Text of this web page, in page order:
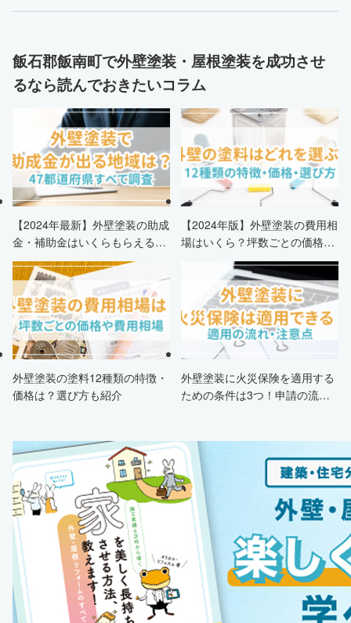
飯石郡飯南町で外壁塗装・屋根塗装を成功させ
るなら読んでおきたいコラム
【2024年最新】外壁塗装の助成
金・補助金はいくらもらえる？
申請条件・市区町村情報・安く
する方法も紹介！
【2024年版】外壁塗装の費用相
場はいくら？坪数ごとの価格も
外壁塗装の塗料12種類の特徴・
価格は？選び方も紹介
外壁塗装に火災保険を適用する
ための条件は3つ！申請の流